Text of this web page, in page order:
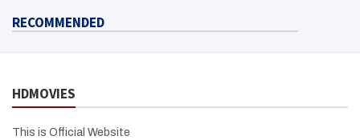
RECOMMENDED
HDMOVIES
This is Official Website